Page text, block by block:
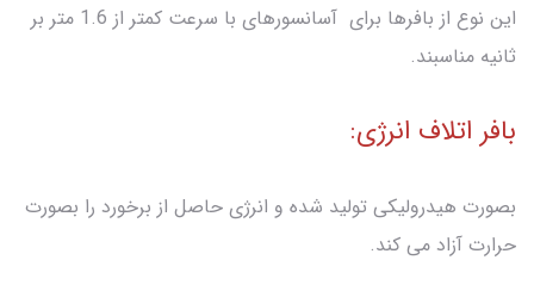
این نوع از بافرها برای آسانسورهای با سرعت کمتر از 1.6 متر بر
ثانیه مناسبند.
بافر اتلاف انرژی:
بصورت هیدرولیکی تولید شده و انرژی حاصل از برخورد را بصورت
حرارت آزاد می کند.